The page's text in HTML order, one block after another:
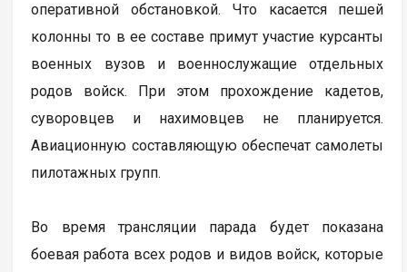
оперативной обстановкой. Что касается пешей
колонны то в ее составе примут участие курсанты
военных вузов и военнослужащие отдельных
родов войск. При этом прохождение кадетов,
суворовцев и нахимовцев не планируется.
Авиационную составляющую обеспечат самолеты
пилотажных групп.
Во время трансляции парада будет показана
боевая работа всех родов и видов войск, которые